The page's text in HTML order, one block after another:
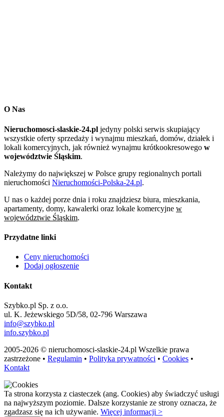
O Nas
Nieruchomosci-slaskie-24.pl jedyny polski serwis skupiający
wszystkie oferty sprzedaży i wynajmu mieszkań, domów, działek i
lokali komercyjnych, jak również wynajmu krótkookresowego w
województwie Śląskim.
Należymy do największej w Polsce grupy regionalnych portali
nieruchomości Nieruchomości-Polska-24.pl.
U nas o każdej porze dnia i roku znajdziesz biura, mieszkania,
apartamenty, domy, kawalerki oraz lokale komercyjne w
województwie Śląskim.
Przydatne linki
Ceny nieruchomości
Dodaj ogłoszenie
Kontakt
Szybko.pl Sp. z o.o.
ul. K. Jeżewskiego 5D/58, 02-796 Warszawa
info@szybko.pl
info.szybko.pl
2005-2026 © nieruchomosci-slaskie-24.pl Wszelkie prawa
zastrzeżone • Regulamin • Polityka prywatności • Cookies •
Kontakt
Ta strona korzysta z ciasteczek (ang. Cookies) aby świadczyć usługi
na najwyższym poziomie. Dalsze korzystanie ze strony oznacza, że
zgadzasz się na ich używanie. Więcej informacji >